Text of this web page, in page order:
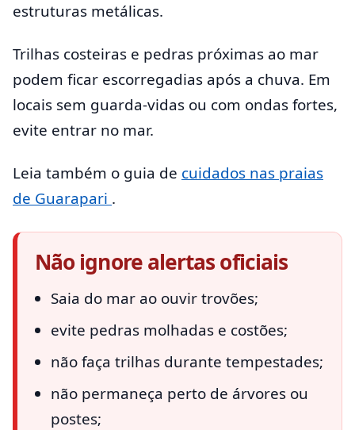
estruturas metálicas.
Trilhas costeiras e pedras próximas ao mar
podem ficar escorregadias após a chuva. Em
locais sem guarda-vidas ou com ondas fortes,
evite entrar no mar.
Leia também o guia de cuidados nas praias
de Guarapari .
Não ignore alertas oficiais
Saia do mar ao ouvir trovões;
evite pedras molhadas e costões;
não faça trilhas durante tempestades;
não permaneça perto de árvores ou
postes;